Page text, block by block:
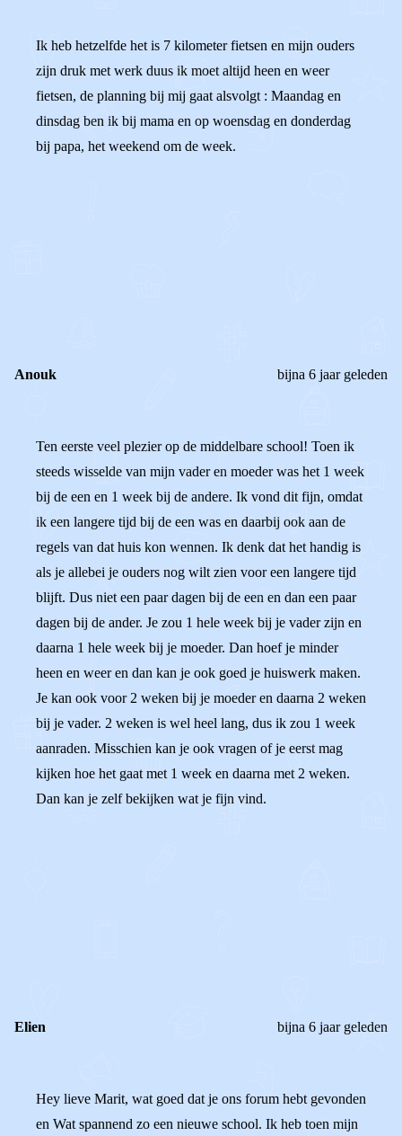
Ik heb hetzelfde het is 7 kilometer fietsen en mijn ouders
zijn druk met werk duus ik moet altijd heen en weer
fietsen, de planning bij mij gaat alsvolgt : Maandag en
dinsdag ben ik bij mama en op woensdag en donderdag
bij papa, het weekend om de week.
Anouk bijna 6 jaar geleden
Ten eerste veel plezier op de middelbare school! Toen ik
steeds wisselde van mijn vader en moeder was het 1 week
bij de een en 1 week bij de andere. Ik vond dit fijn, omdat
ik een langere tijd bij de een was en daarbij ook aan de
regels van dat huis kon wennen. Ik denk dat het handig is
als je allebei je ouders nog wilt zien voor een langere tijd
blijft. Dus niet een paar dagen bij de een en dan een paar
dagen bij de ander. Je zou 1 hele week bij je vader zijn en
daarna 1 hele week bij je moeder. Dan hoef je minder
heen en weer en dan kan je ook goed je huiswerk maken.
Je kan ook voor 2 weken bij je moeder en daarna 2 weken
bij je vader. 2 weken is wel heel lang, dus ik zou 1 week
aanraden. Misschien kan je ook vragen of je eerst mag
kijken hoe het gaat met 1 week en daarna met 2 weken.
Dan kan je zelf bekijken wat je fijn vind.
Elien bijna 6 jaar geleden
Hey lieve Marit, wat goed dat je ons forum hebt gevonden
en Wat spannend zo een nieuwe school. Ik heb toen mijn